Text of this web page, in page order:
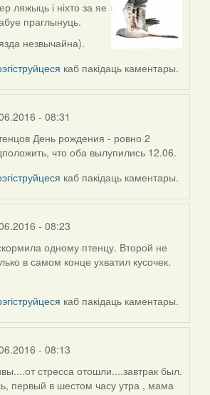
ляжыць і ніхто за яе
праглынуць.
незвычайна).
каб пакідаць каментары.
- 08:31
День рождения - ровно 2
что оба вылупились 12.06.
каб пакідаць каментары.
- 08:23
одному птенцу. Второй не
в самом конце ухватил кусочек.
каб пакідаць каментары.
- 08:13
стресса отошли....завтрак был.
первый в шестом часу утра , мама